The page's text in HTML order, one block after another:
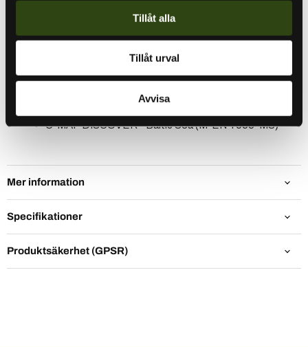
Tillåt alla
Tillåt urval
Avvisa
Missa inte denna grymma paketdeal från Lowrance som
innehåller allt du behöver för att ta ditt fiske till nya nivåer!
I detta paket ingår:
C-MAP DISCOVER - Baltic Sea (M-EN-Y055-MS)
Mer information
Specifikationer
Produktsäkerhet (GPSR)